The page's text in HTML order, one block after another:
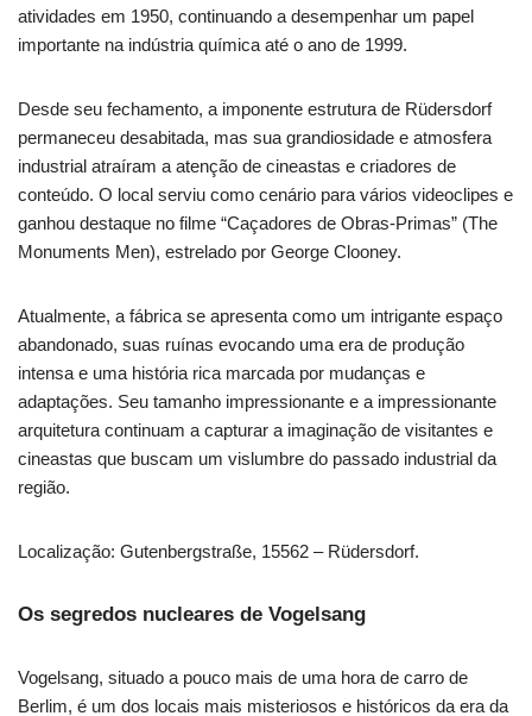
atividades em 1950, continuando a desempenhar um papel
importante na indústria química até o ano de 1999.
Desde seu fechamento, a imponente estrutura de Rüdersdorf
permaneceu desabitada, mas sua grandiosidade e atmosfera
industrial atraíram a atenção de cineastas e criadores de
conteúdo. O local serviu como cenário para vários videoclipes e
ganhou destaque no filme “Caçadores de Obras-Primas” (The
Monuments Men), estrelado por George Clooney.
Atualmente, a fábrica se apresenta como um intrigante espaço
abandonado, suas ruínas evocando uma era de produção
intensa e uma história rica marcada por mudanças e
adaptações. Seu tamanho impressionante e a impressionante
arquitetura continuam a capturar a imaginação de visitantes e
cineastas que buscam um vislumbre do passado industrial da
região.
Localização: Gutenbergstraße, 15562 – Rüdersdorf.
Os segredos nucleares de Vogelsang
Vogelsang, situado a pouco mais de uma hora de carro de
Berlim, é um dos locais mais misteriosos e históricos da era da